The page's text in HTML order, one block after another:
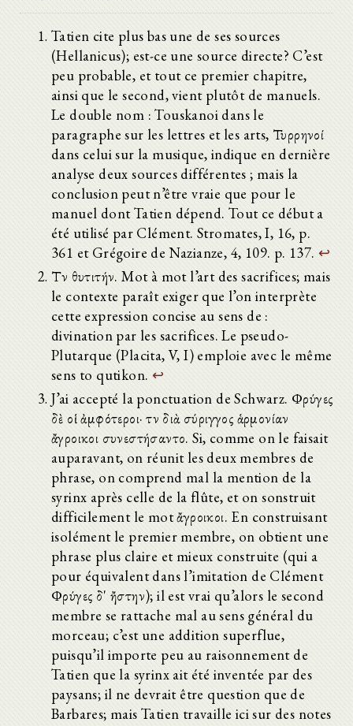
Tatien cite plus bas une de ses sources
(Hellanicus); est-ce une source directe? C’est
peu probable, et tout ce premier chapitre,
ainsi que le second, vient plutôt de manuels.
Le double nom : Touskanoi dans le
paragraphe sur les lettres et les arts, Τυρρηνοί
dans celui sur la musique, indique en dernière
analyse deux sources différentes ; mais la
conclusion peut n’être vraie que pour le
manuel dont Tatien dépend. Tout ce début a
été utilisé par Clément. Stromates, I, 16, p.
361 et Grégoire de Nazianze, 4, 109. p. 137. ↩
Τὴν θυτιτήν. Mot à mot l’art des sacrifices; mais
le contexte paraît exiger que l’on interprète
cette expression concise au sens de :
divination par les sacrifices. Le pseudo-
Plutarque (Placita, V, I) emploie avec le même
sens to qutikon. ↩
J’ai accepté la ponctuation de Schwarz. Φρύγες
δὲ οἱ ἀμφότεροι· τὴν διὰ σύριγγος ἁρμονίαν
ἄγροικοι συνεστήσαντο. Si, comme on le faisait
auparavant, on réunit les deux membres de
phrase, on comprend mal la mention de la
syrinx après celle de la flûte, et on sonstruit
difficilement le mot ἄγροικοι. En construisant
isolément le premier membre, on obtient une
phrase plus claire et mieux construite (qui a
pour équivalent dans l’imitation de Clément
Φρύγες δ' ἤστην); il est vrai qu’alors le second
membre se rattache mal au sens général du
morceau; c’est une addition superflue,
puisqu’il importe peu au raisonnement de
Tatien que la syrinx ait été inventée par des
paysans; il ne devrait être question que de
Barbares; mais Tatien travaille ici sur des notes